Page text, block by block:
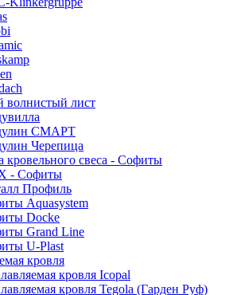
волнистый лист
СМАРТ
Черепица
свеса - Софиты
- Софиты
Профиль
Aquasystem
Docke
Grand Line
U-Plast
кровля
кровля Icopal
кровля Tegola (Гарден Руф)